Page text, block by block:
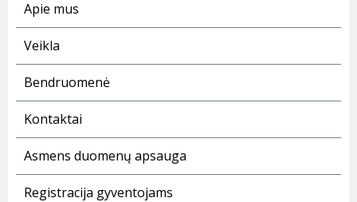
Apie mus
Veikla
Bendruomenė
Kontaktai
Asmens duomenų apsauga
Registracija gyventojams